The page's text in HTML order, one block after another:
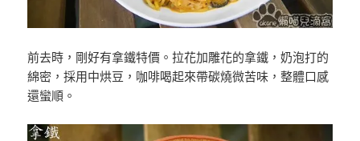
前去時，剛好有拿鐵特價。拉花加雕花的拿鐵，奶泡打的
綿密，採用中烘豆，咖啡喝起來帶碳燒微苦味，整體口感
還蠻順。